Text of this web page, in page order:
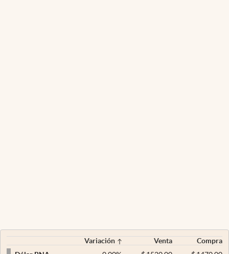
Variación Venta
Compra